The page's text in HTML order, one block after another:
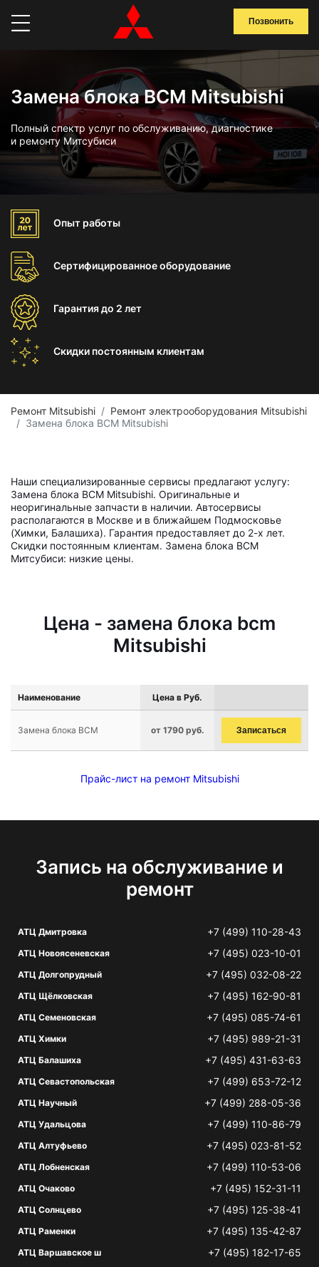
Позвонить
Замена блока BCM Mitsubishi
Полный спектр услуг по обслуживанию, диагностике
и ремонту Митсубиси
Опыт работы
Сертифицированноеоборудование
Гарантиядо 2 лет
Скидки постоянным клиентам
Ремонт Mitsubishi
Ремонт электрооборудования Mitsubishi
Замена блока BCM Mitsubishi
Наши специализированные сервисы предлагают услугу:
Замена блока BCM Mitsubishi. Оригинальные и
неоригинальные запчасти в наличии. Автосервисы
располагаются в Москве и в ближайшем Подмосковье
(Химки, Балашиха). Гарантия предоставляет до 2-х лет.
Скидки постоянным клиентам. Замена блока BCM
Митсубиси: низкие цены.
Цена - замена блока bcm
Mitsubishi
Наименование Цена в Руб.
Замена блока BCM от 1790 руб. Записаться
Прайс-лист на ремонт Mitsubishi
Запись на обслуживание и
ремонт
АТЦ Дмитровка +7 (499) 110-28-43
АТЦ Новоясеневская +7 (495) 023-10-01
АТЦ Долгопрудный +7 (495) 032-08-22
АТЦ Щёлковская +7 (495) 162-90-81
АТЦ Семеновская +7 (495) 085-74-61
АТЦ Химки +7 (495) 989-21-31
АТЦ Балашиха +7 (495) 431-63-63
АТЦ Севастопольская +7 (499) 653-72-12
АТЦ Научный +7 (499) 288-05-36
АТЦ Удальцова +7 (499) 110-86-79
АТЦ Алтуфьево +7 (495) 023-81-52
АТЦ Лобненская +7 (499) 110-53-06
АТЦ Очаково +7 (495) 152-31-11
АТЦ Солнцево +7 (495) 125-38-41
АТЦ Раменки +7 (495) 135-42-87
АТЦ Варшавское ш +7 (495) 182-17-65